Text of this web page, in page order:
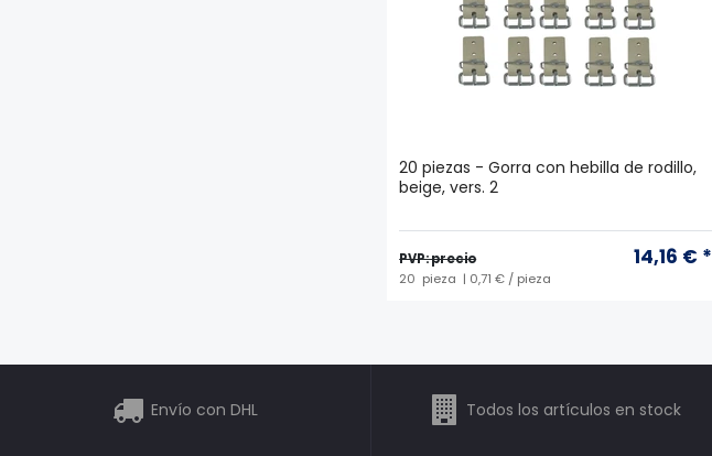
20 piezas - Gorra con hebilla de rodillo,
beige, vers. 2
PVP: precio 14,16 € *
20 pieza | 0,71 € / pieza
Envío con DHL Todos los artículos en stock